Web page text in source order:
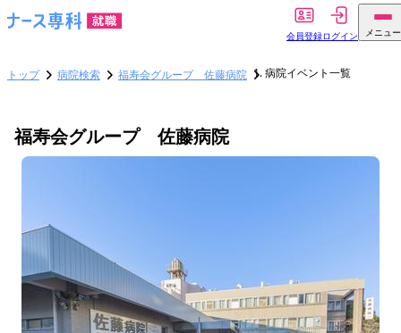
会員登録ログイン メニュー
トップ 病院検索 福寿会グループ 佐藤病院 病院イベント一覧
福寿会グループ 佐藤病院